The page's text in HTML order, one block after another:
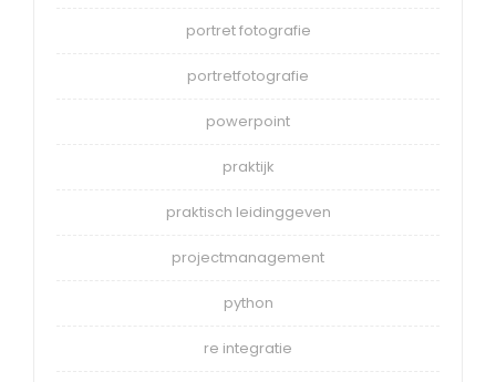
portret fotografie
portretfotografie
powerpoint
praktijk
praktisch leidinggeven
projectmanagement
python
re integratie